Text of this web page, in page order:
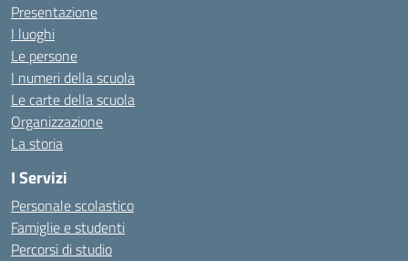
Presentazione
I luoghi
Le persone
I numeri della scuola
Le carte della scuola
Organizzazione
La storia
I Servizi
Personale scolastico
Famiglie e studenti
Percorsi di studio